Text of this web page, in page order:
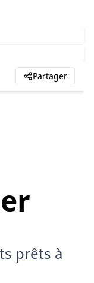
Partager
prêts à